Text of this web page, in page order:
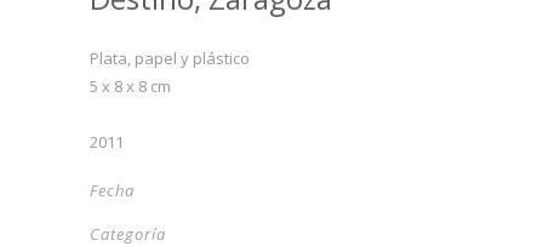
Plata, papel y plástico
5 x 8 x 8 cm
2011
Fecha
Categoría